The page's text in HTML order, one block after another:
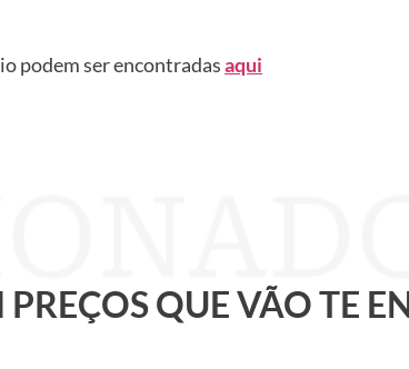
podem ser encontradasaqui
QUE VÃO TE